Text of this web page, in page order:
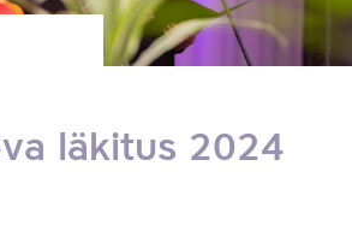
läkitus 2024